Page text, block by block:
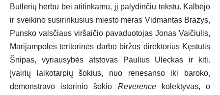
Butlerių herbu bei atitinkamu, jį palydinčiu tekstu. Kalbėjo
ir sveikino susirinkusius miesto meras Vidmantas Brazys,
Punsko valsčiaus viršaičio pavaduotojas Jonas Vaičiulis,
Marijampolės teritorinės darbo biržos direktorius Kęstutis
Šnipas, vyriausybės atstovas Paulius Uleckas ir kiti.
Įvairių laikotarpių šokius, nuo renesanso iki baroko,
demonstravo istorinio šokio Reverence
kolektyvas, o